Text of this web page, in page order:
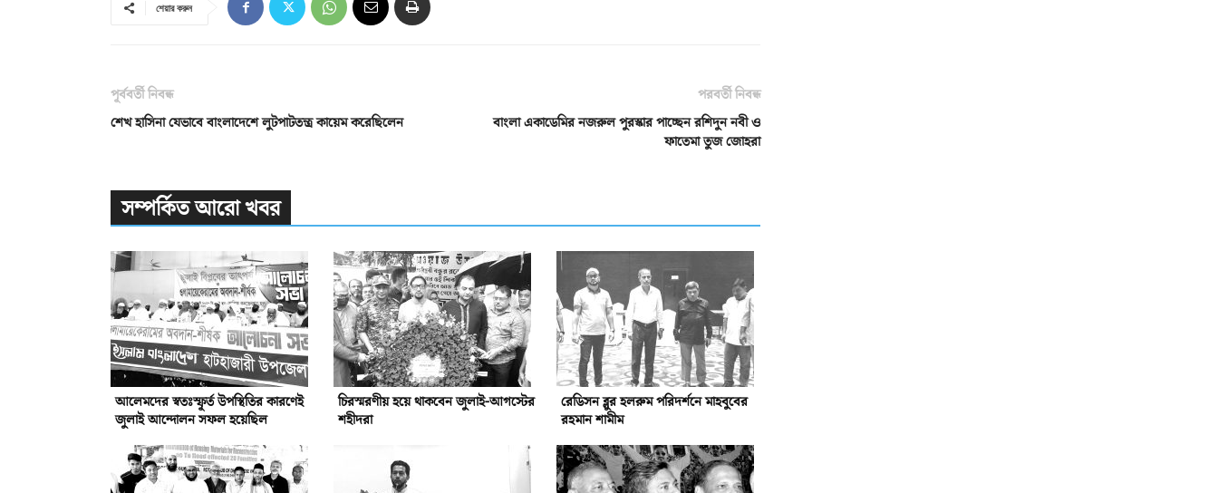
শেয়ার করুন
পূর্ববর্তী নিবন্ধ
শেখ হাসিনা যেভাবে বাংলাদেশে লুটপাটতন্ত্র কায়েম করেছিলেন
পরবর্তী নিবন্ধ
বাংলা একাডেমির নজরুল পুরস্কার পাচ্ছেন রশিদুন নবী ও
ফাতেমা তুজ জোহরা
সম্পর্কিত আরো খবর
আলেমদের স্বতঃস্ফূর্ত উপস্থিতির কারণেই
জুলাই আন্দোলন সফল হয়েছিল
চিরস্মরণীয় হয়ে থাকবেন জুলাই-আগস্টের
শহীদরা
রেডিসন ব্লুর হলরুম পরিদর্শনে মাহবুবের
রহমান শামীম